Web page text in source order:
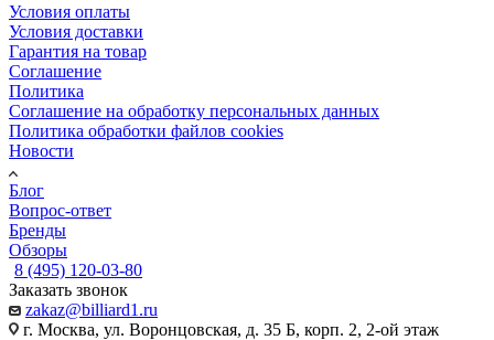
Условия оплаты
Условия доставки
Гарантия на товар
Соглашение
Политика
Соглашение на обработку персональных данных
Политика обработки файлов cookies
Новости
Блог
Вопрос-ответ
Бренды
Обзоры
8 (495) 120-03-80
Заказать звонок
zakaz@billiard1.ru
г. Москва, ул. Воронцовская, д. 35 Б, корп. 2, 2-ой этаж